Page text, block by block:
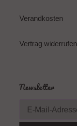
Verandkosten
Vertrag widerrufen
Newsletter